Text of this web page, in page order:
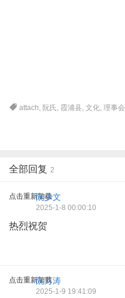
attach, 阮氏, 霞浦县,文化,理事会
全部回复 2
点击重新加载
阮少文
2025-1-8 00:00:10
热烈祝贺
点击重新加载
阮万涛
2025-1-9 19:41:09